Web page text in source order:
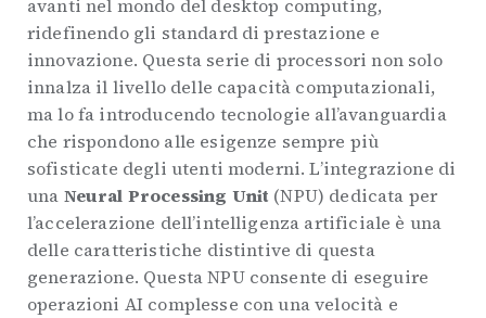
avanti nel mondo del desktop computing,
ridefinendo gli standard di prestazione e
innovazione. Questa serie di processori non solo
innalza il livello delle capacità computazionali,
ma lo fa introducendo tecnologie all’avanguardia
che rispondono alle esigenze sempre più
sofisticate degli utenti moderni. L’integrazione di
una Neural Processing Unit (NPU) dedicata per
l’accelerazione dell’intelligenza artificiale è una
delle caratteristiche distintive di questa
generazione. Questa NPU consente di eseguire
operazioni AI complesse con una velocità e